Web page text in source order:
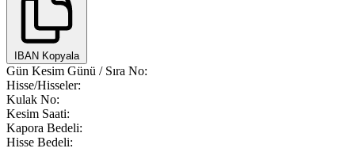
IBAN Kopyala
Gün Kesim Günü / Sıra No:
Hisse/Hisseler:
Kulak No:
Kesim Saati:
Kapora Bedeli:
Hisse Bedeli: